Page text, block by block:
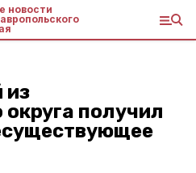
новости
из
получил